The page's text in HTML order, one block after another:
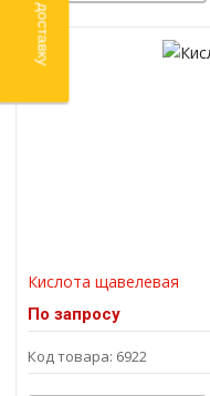
Кислота щавелевая
По запросу
Код товара: 6922